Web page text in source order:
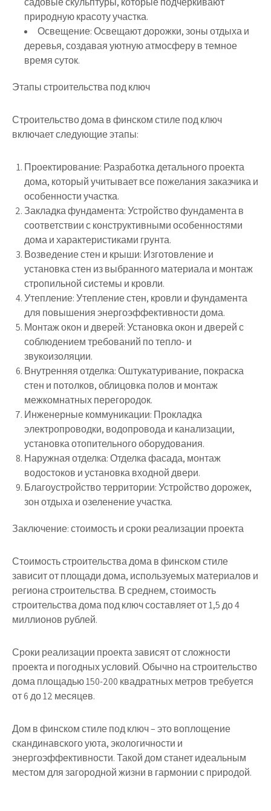
природную красоту участка.
Освещение:Освещают дорожки, зоны отдыха и
деревья, создавая уютную атмосферу в темное
время суток.
Этапы строительства под ключ
Строительство дома в финском стиле под ключ
включает следующие этапы:
Проектирование: Разработка детального проекта
дома, который учитывает все пожелания заказчика и
особенности участка.
Закладка фундамента:Устройство фундамента в
соответствии с конструктивными особенностями
дома и характеристиками грунта.
Возведение стен и крыши: Изготовление и
установка стен из выбранного материала и монтаж
стропильной системы и кровли.
Утепление:Утепление стен, кровли и фундамента
для повышения энергоэффективности дома.
Монтаж окон и дверей:Установка окон и дверей с
соблюдением требований по тепло- и
звукоизоляции.
Внутренняя отделка:Оштукатуривание, покраска
стен и потолков, облицовка полов и монтаж
межкомнатных перегородок.
Инженерные коммуникации: Прокладка
электропроводки, водопровода и канализации,
установка отопительного оборудования.
Наружная отделка:Отделка фасада, монтаж
водостоков и установка входной двери.
Благоустройство территории:Устройство дорожек,
зон отдыха и озеленение участка.
Заключение: стоимость и сроки реализации проекта
Стоимость строительства дома в финском стиле
зависит от площади дома, используемых материалов и
региона строительства. В среднем, стоимость
строительства дома под ключ составляет от 1,5 до 4
миллионов рублей.
Сроки реализации проекта зависят от сложности
проекта и погодных условий. Обычно на строительство
дома площадью 150-200 квадратных метров требуется
от 6 до 12 месяцев.
Дом в финском стиле под ключ – это воплощение
скандинавского уюта, экологичности и
энергоэффективности. Такой дом станет идеальным
местом для загородной жизни в гармонии с природой.